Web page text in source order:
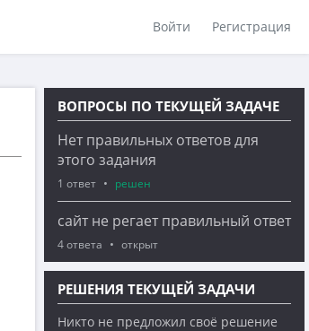
Войти Регистрация
ВОПРОСЫ ПО ТЕКУЩЕЙ ЗАДАЧЕ
Нет правильных ответов для
этого задания
1 ответ решен
сайт не регает правильный ответ
4 ответа открыт
РЕШЕНИЯ ТЕКУЩЕЙ ЗАДАЧИ
Никто не предложил своё решение